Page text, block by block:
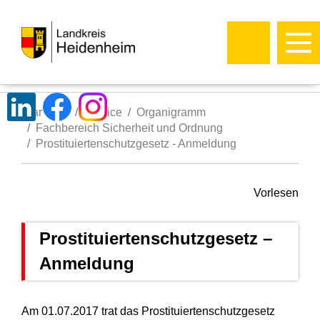
Startseite Service
Organigramm
Fachbereich Sicherheit und Ordnung
Prostituiertenschutzgesetz - Anmeldung
Vorlesen
Prostituiertenschutzgesetz –
Anmeldung
Am 01.07.2017 trat das Prostituiertenschutzgesetz